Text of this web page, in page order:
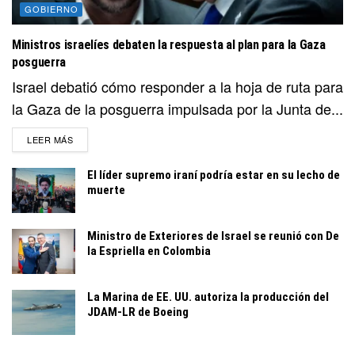
GOBIERNO
Ministros israelíes debaten la respuesta al plan para la Gaza
posguerra
Israel debatió cómo responder a la hoja de ruta para
la Gaza de la posguerra impulsada por la Junta de...
LEER MÁSDETAILS
El líder supremo iraní podría estar en su lecho de
muerte
Ministro de Exteriores de Israel se reunió con De
la Espriella en Colombia
La Marina de EE. UU. autoriza la producción del
JDAM-LR de Boeing